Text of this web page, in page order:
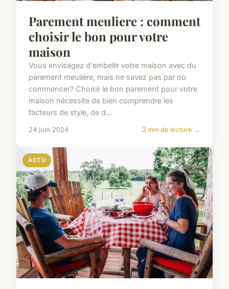
Parement meuliere : comment
choisir le bon pour votre
maison
Vous envisagez d'embellir votre maison avec du
parement meulière, mais ne savez pas par où
commencer? Choisir le bon parement pour votre
maison nécessite de bien comprendre les
facteurs de style, de d...
24 juin 2024 2 min de lecture →
ACTU